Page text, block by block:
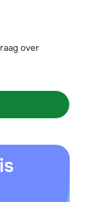
over